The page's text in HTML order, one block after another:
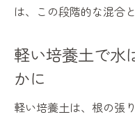
水はけの悪い
夫
古い土の水は
は、この段階的な混合
軽い培養土で水
かに
軽い培養土は、根の張